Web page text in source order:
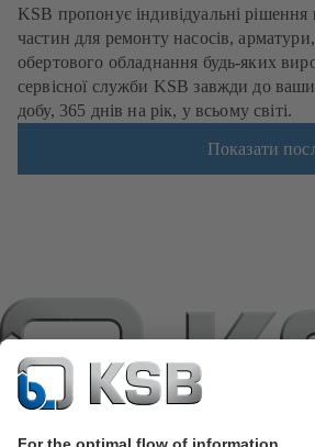
KSB пропонує індивідуальні
частин для ремонту насосів,
обертового обладнання будь-яких
сервісної служби KSB завжди до
добу, 365 днів на рік, у всьому світі.
Показати